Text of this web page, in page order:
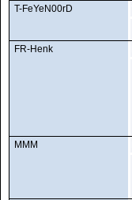
T-FeYeN00rD
FR-Henk
MMM